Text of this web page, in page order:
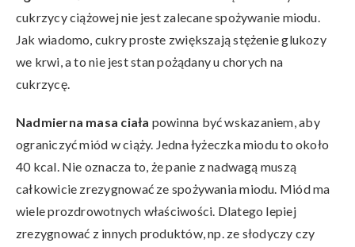
cukrzycy ciążowej nie jest zalecane spożywanie miodu.
Jak wiadomo, cukry proste zwiększają stężenie glukozy
we krwi, a to nie jest stan pożądany u chorych na
cukrzycę.
Nadmierna masa ciała powinna być wskazaniem, aby
ograniczyć miód w ciąży. Jedna łyżeczka miodu to około
40 kcal. Nie oznacza to, że panie z nadwagą muszą
całkowicie zrezygnować ze spożywania miodu. Miód ma
wiele prozdrowotnych właściwości. Dlatego lepiej
zrezygnować z innych produktów, np. ze słodyczy czy